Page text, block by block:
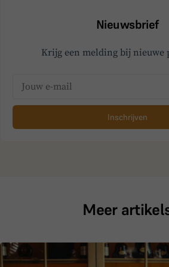
Nieuwsbrief
Krijg een melding bij nieuwe
Inschrijven
Meer